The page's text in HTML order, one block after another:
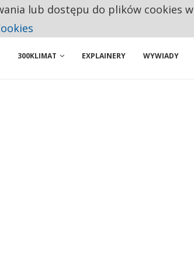
300KLIMAT EXPLAINERY WYWIADY
lub dostępu do plików cookies w